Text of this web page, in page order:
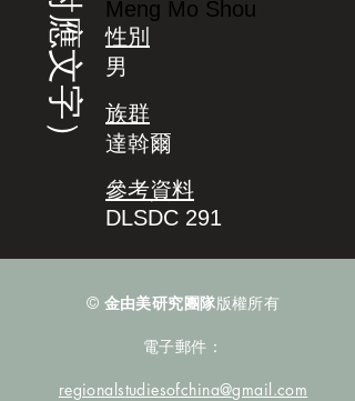
Meng Mo Shou
性別
男
族群
達斡爾
參考資料
DLSDC 291
© 金由美研究團隊版權所有
電子郵件：
regionalstudiesofchina@gmail.com